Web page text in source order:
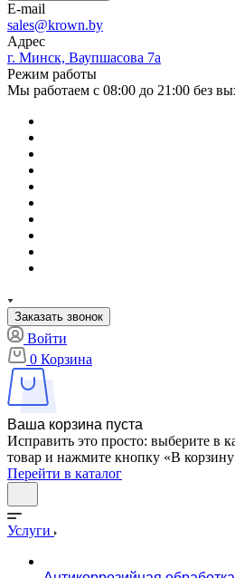
E-mail
sales@krown.by
Адрес
г. Минск, Ваупшасова 7а
Режим работы
Мы работаем с 08:00 до 21:00 без
Заказать звонок
Войти
0 Корзина
Ваша корзина пуста
Исправить это просто: выберите в
товар и нажмите кнопку «В
Перейти в каталог
Услуги